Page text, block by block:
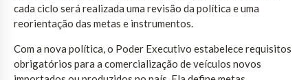
cada ciclo será realizada uma revisão da política e uma
reorientação das metas e instrumentos.
Com a nova política, o Poder Executivo estabelece requisitos
obrigatórios para a comercialização de veículos novos